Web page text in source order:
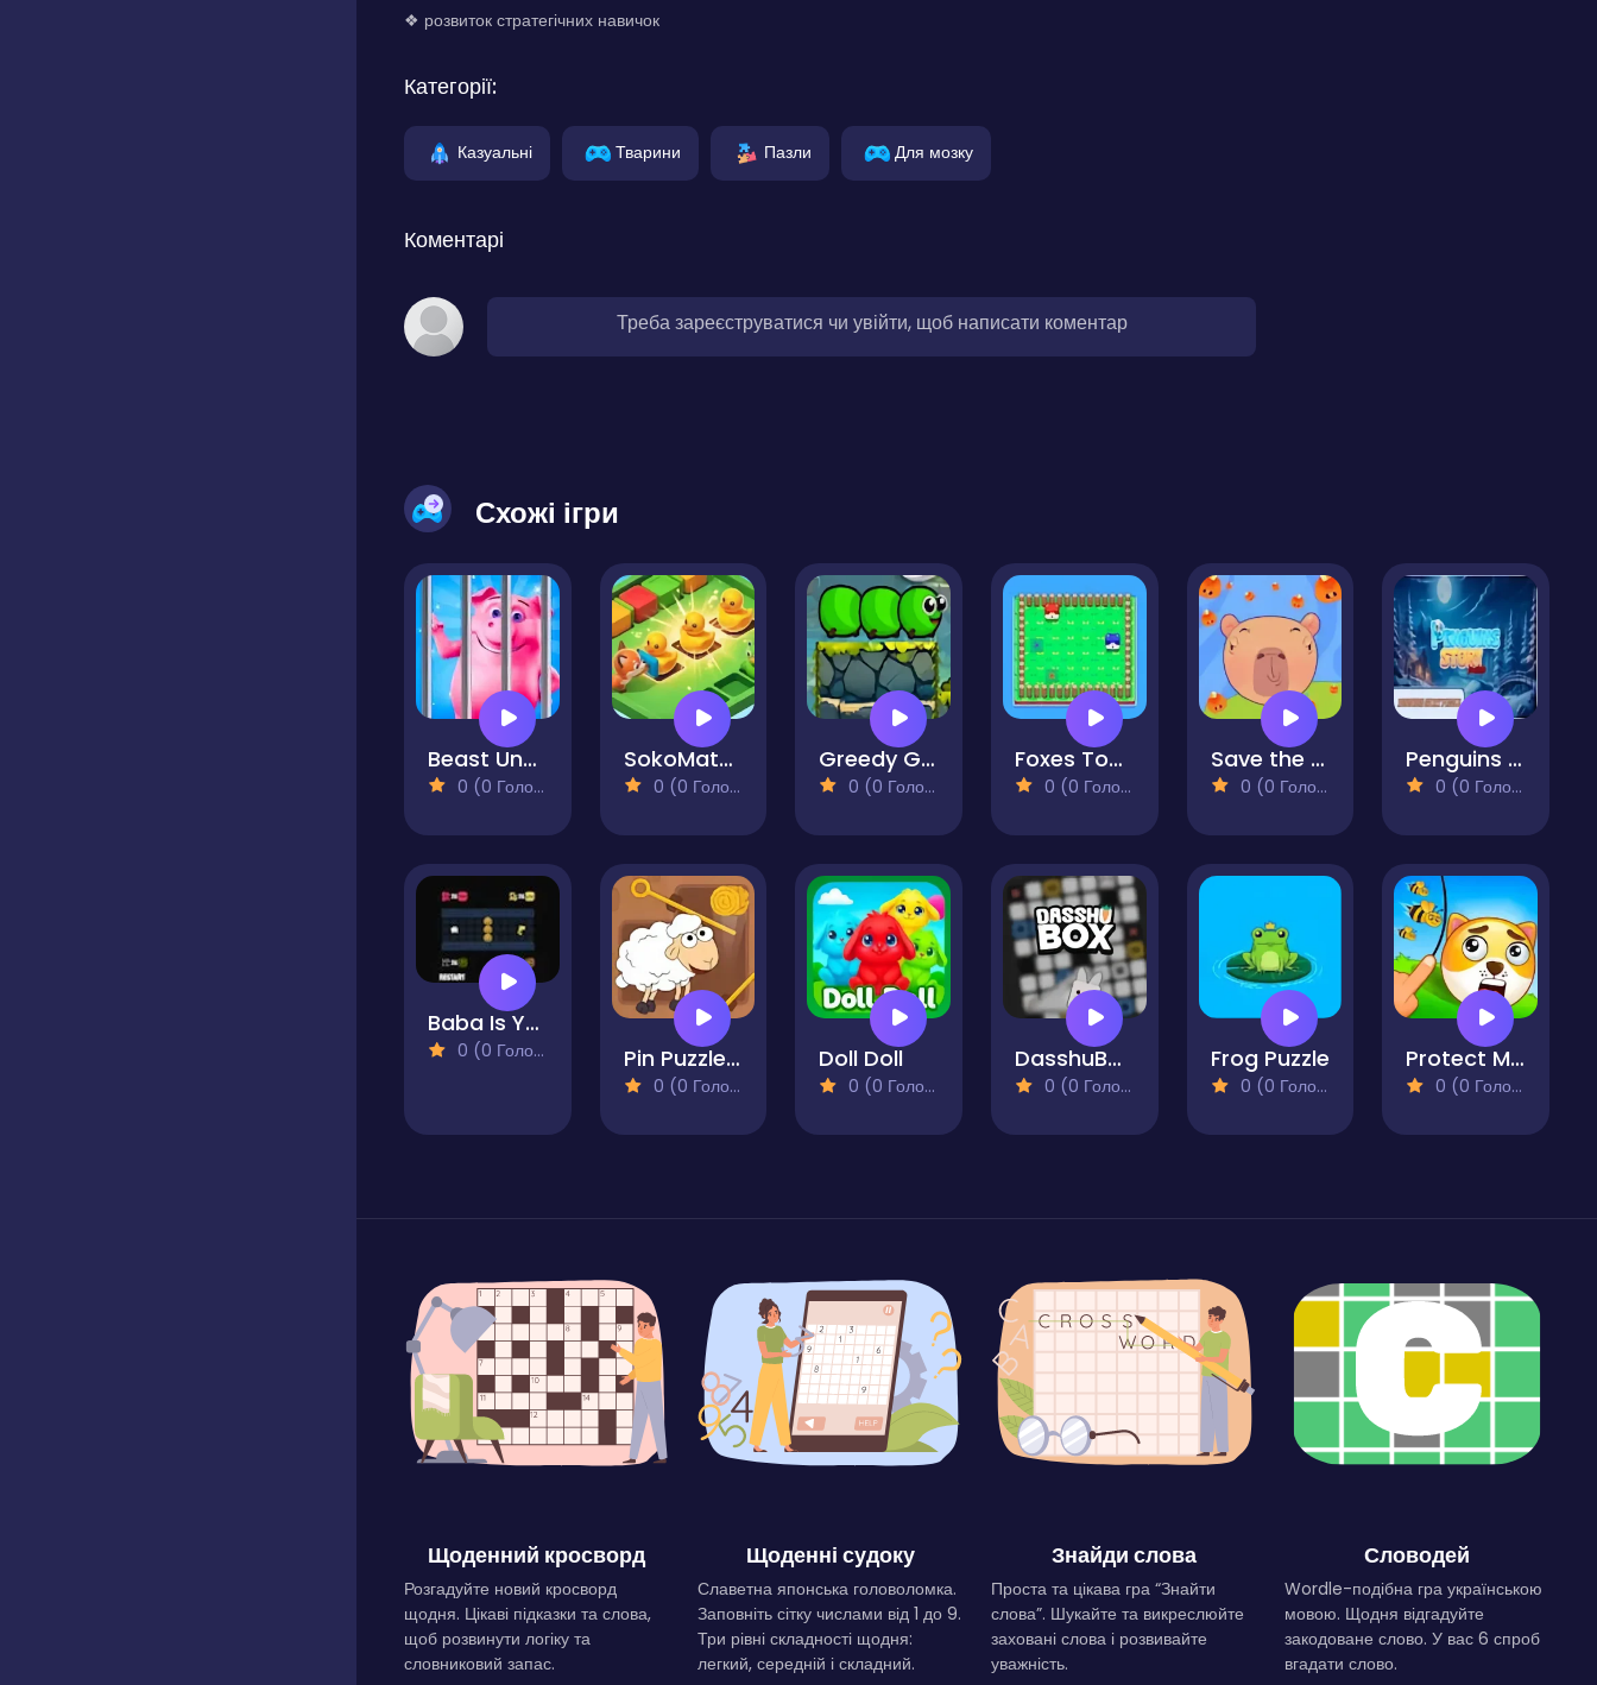
❖ розвиток стратегічних навичок
Категорії:
Казуальні Тварини Пазли Для мозку
Коментарі
Треба зареєструватися чи увійти, щоб написати коментар
Схожі ігри
Beast Uncaged - Screw Puzzle
0 (0 Голосів)
SokoMatch
0 (0 Голосів)
Greedy Grub
0 (0 Голосів)
Foxes Together
0 (0 Голосів)
Save the Capybara
0 (0 Голосів)
Penguins Story Puzzle
0 (0 Голосів)
Baba Is You
0 (0 Голосів) Pin Puzzle Save The Sheep
0 (0 Голосів)
Doll Doll
0 (0 Голосів)
DasshuBox Puzzle
0 (0 Голосів)
Frog Puzzle
0 (0 Голосів)
Protect My Dog
0 (0 Голосів)
Щоденний кросворд
Розгадуйте новий кросворд
щодня. Цікаві підказки та слова,
щоб розвинути логіку та
словниковий запас.
Щоденні судоку
Славетна японська головоломка.
Заповніть сітку числами від 1 до 9.
Три рівні складності щодня:
легкий, середній і складний.
Знайди слова
Проста та цікава гра “Знайти
слова”. Шукайте та викреслюйте
заховані слова і розвивайте
уважність.
Словодей
Wordle-подібна гра українською
мовою. Щодня відгадуйте
закодоване слово. У вас 6 спроб
вгадати слово.